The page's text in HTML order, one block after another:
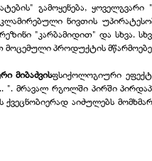
გამოყენება, ყოველგვარი
ნივთის
"კარბამიდით" და სხვა.
მოცემული პროდუქტის
მიბაძვისფსიქოლოგიური
". მრავალ რგოლში პირში
ქვეცნობიერად აიძულებს